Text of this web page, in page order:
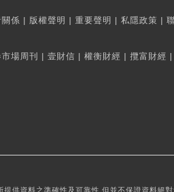
係 | 版權聲明 | 重要聲明 | 私隱政策 |
場周刊 | 壹財信 | 權衡財經 | 攬富財經 |